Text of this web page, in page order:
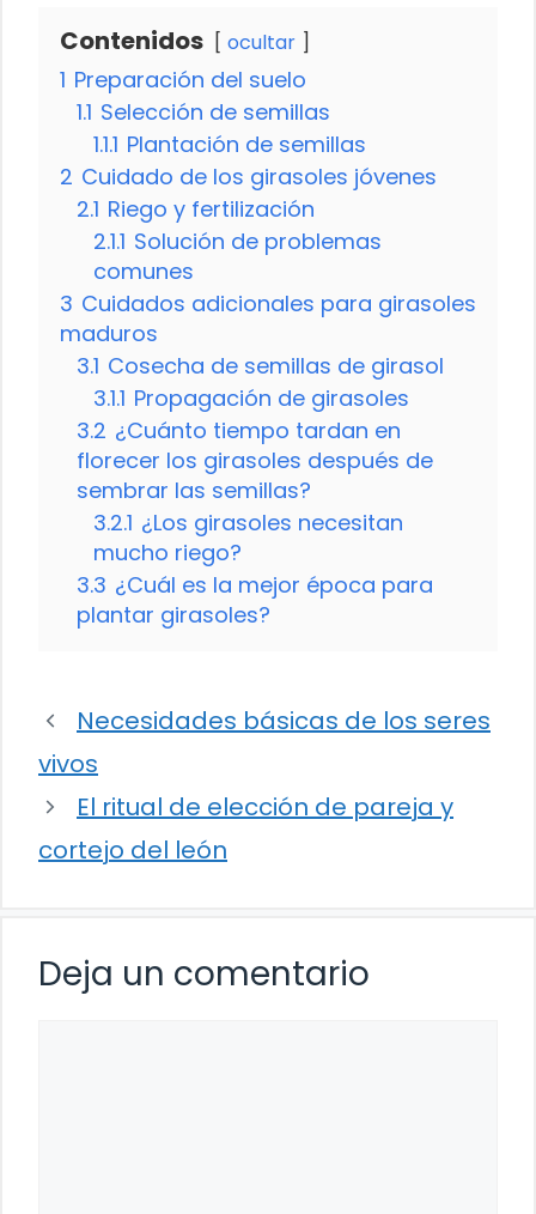
Contenidos ocultar
1 Preparación del suelo
1.1 Selección de semillas
1.1.1 Plantación de semillas
2 Cuidado de los girasoles jóvenes
2.1 Riego y fertilización
2.1.1 Solución de problemas
comunes
3 Cuidados adicionales para girasoles
maduros
3.1 Cosecha de semillas de girasol
3.1.1 Propagación de girasoles
3.2 ¿Cuánto tiempo tardan en
florecer los girasoles después de
sembrar las semillas?
3.2.1 ¿Los girasoles necesitan
mucho riego?
3.3 ¿Cuál es la mejor época para
plantar girasoles?
Necesidades básicas de los seres
vivos
El ritual de elección de pareja y
cortejo del león
Deja un comentario